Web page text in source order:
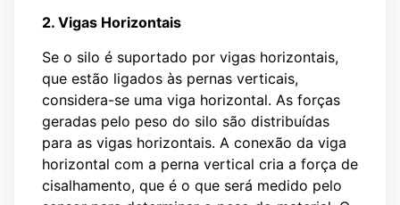
2. Vigas Horizontais
Se o silo é suportado por vigas horizontais,
que estão ligados às pernas verticais,
considera-se uma viga horizontal. As forças
geradas pelo peso do silo são distribuídas
para as vigas horizontais. A conexão da viga
horizontal com a perna vertical cria a força de
cisalhamento, que é o que será medido pelo